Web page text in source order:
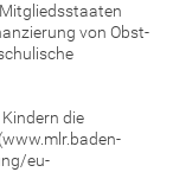
Mitgliedsstaaten
von Obst-
die
eu-